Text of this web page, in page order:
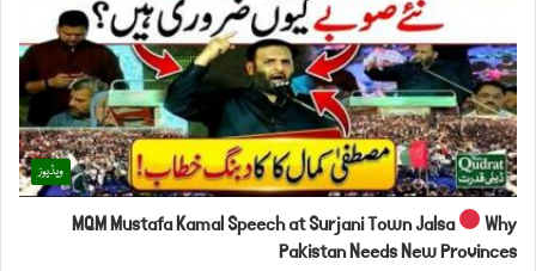
ویڈیوز
MQM Mustafa Kamal Speech at Surjani Town Jalsa
Why
Pakistan Needs New Provinces